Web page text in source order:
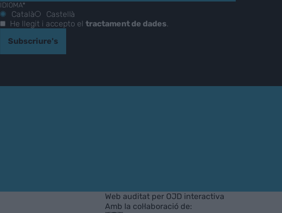
IDIOMA*
Català
Castellà
He llegit i accepto el tractament de dades
Subscriure's
Web auditat per OJD interactiva
Amb la col·laboració de: